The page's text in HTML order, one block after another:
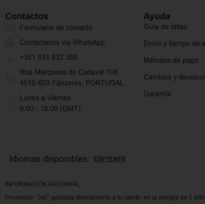
Contactos
Formulario de contacto
Contáctanos vía WhatsApp
+351 934 832 388
Rua Marquesa do Cadaval 108
4510-603 Fânzeres, PORTUGAL
Lunes a Viernes
9:00 - 18:00 (GMT)
Ayuda
Guía de tallas
Envío y tiempo de
Métodos de pago
Cambios y
Garantía
Idiomas disponibles: ESPTENFR
INFORMACIÓN ADICIONAL
Promoción “3x2” aplicada directamente a tu carrito: en la compra de 3